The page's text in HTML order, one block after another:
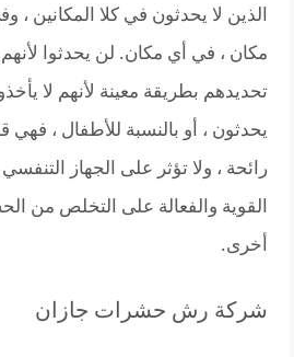
الذين لا يحدثون في كلا المكانين
مكان ، في أي مكان. لن يحدثوا لأنهم
تحديدهم بطريقة معينة لأنهم لا
يحدثون ، أو بالنسبة للأطفال ، فهي
رائحة ، ولا تؤثر على الجهاز
القوية والفعالة على التخلص من
أخرى.
شركة رش حشرات جازان